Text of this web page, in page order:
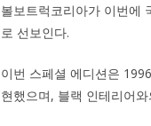
볼보트럭코리아가 이번에
로 선보인다.
이번 스페셜 에디션은
현했으며, 블랙 인테리어